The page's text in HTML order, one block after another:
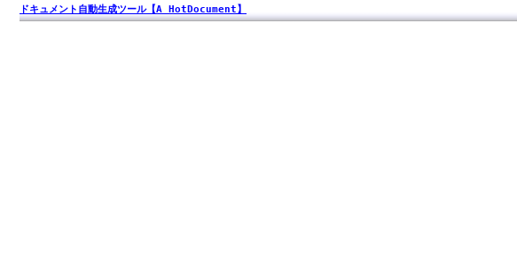
ドキュメント自動生成ツール【A HotDocument】